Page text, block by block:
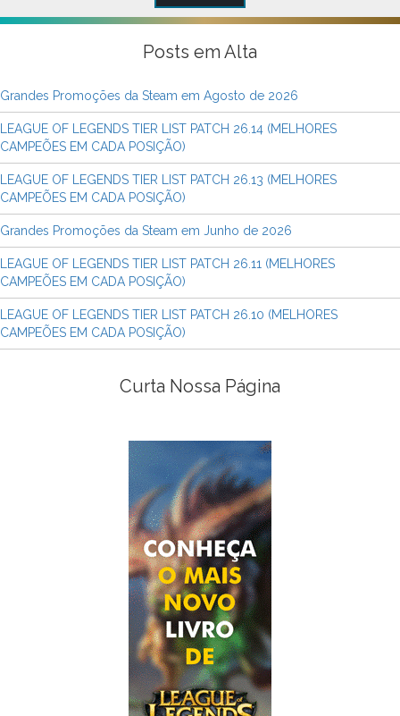
Posts em Alta
Grandes Promoções da Steam em Agosto de 2026
LEAGUE OF LEGENDS TIER LIST PATCH 26.14 (MELHORES
CAMPEÕES EM CADA POSIÇÃO)
LEAGUE OF LEGENDS TIER LIST PATCH 26.13 (MELHORES
CAMPEÕES EM CADA POSIÇÃO)
Grandes Promoções da Steam em Junho de 2026
LEAGUE OF LEGENDS TIER LIST PATCH 26.11 (MELHORES
CAMPEÕES EM CADA POSIÇÃO)
LEAGUE OF LEGENDS TIER LIST PATCH 26.10 (MELHORES
CAMPEÕES EM CADA POSIÇÃO)
Curta Nossa Página